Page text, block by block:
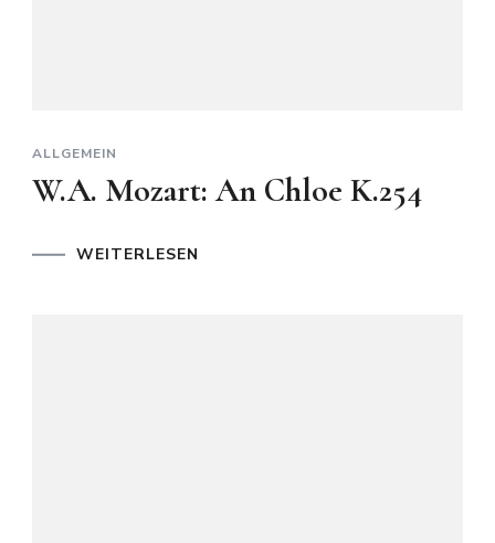
ALLGEMEIN
W.A. Mozart: An Chloe K.254
WEITERLESEN